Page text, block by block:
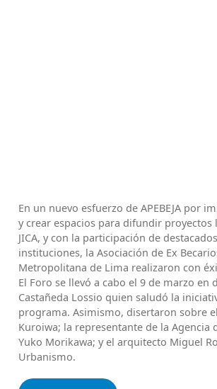
En un nuevo esfuerzo de APEBEJA por
y crear espacios para difundir
JICA, y con la participación de
instituciones, la Asociación de Ex
Metropolitana de Lima realizaron con
El Foro se llevó a cabo el 9 de marzo
Castañeda Lossio quien saludó la
programa. Asimismo, disertaron sobre
Kuroiwa; la representante de la Agencia
Yuko Morikawa; y el arquitecto Miguel
Urbanismo.